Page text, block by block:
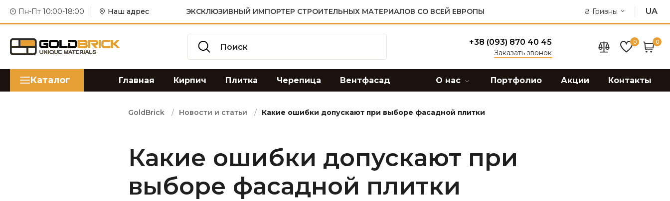
Пн-Пт 10:00-18:00 Наш адрес ЭКСКЛЮЗИВНЫЙ ИМПОРТЕР СТРОИТЕЛЬНЫХ МАТЕРИАЛОВ СО ВСЕЙ ЕВРОПЫ ₴ Гривны UA
+38 (093) 870 40 45
Заказать звонок
0 0
Каталог Главная Кирпич Плитка Черепица Вентфасад О нас Портфолио Акции Контакты
GoldBrick Новости и статьи Какие ошибки допускают при выборе фасадной плитки
Какие ошибки допускают при
выборе фасадной плитки